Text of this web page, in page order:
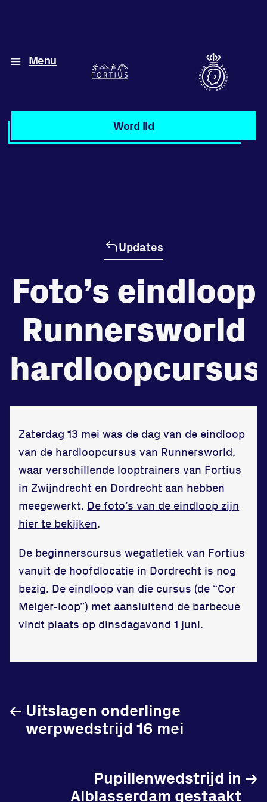
Menu
Word lid
Diverse disciplines
Atletiek
Beheersde
tegenstander
Worstelen
zet je samen
Running
Zet een personal record
in onze gym
Fitness
Updates
Vereniging
Contact
Updates
Foto’s eindloop
Runnersworld
hardloopcursus
Zaterdag 13 mei was de dag van de eindloop
van de hardloopcursus van Runnersworld,
waar verschillende looptrainers van Fortius
in Zwijndrecht en Dordrecht aan hebben
meegewerkt. De foto’s van de eindloop zijn
hier te bekijken.
De beginnerscursus wegatletiek van Fortius
vanuit de hoofdlocatie in Dordrecht is nog
bezig. De eindloop van die cursus (de “Cor
Melger-loop”) met aansluitend de barbecue
vindt plaats op dinsdagavond 1 juni.
Uitslagen onderlinge
werpwedstrijd 16 mei
←
Pupillenwedstrijd in
Alblasserdam gestaakt
→